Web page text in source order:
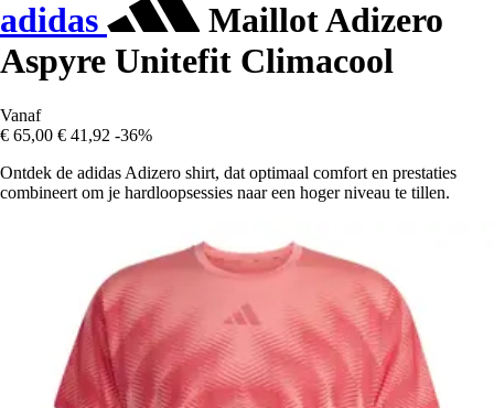
adidas
Maillot Adizero
Aspyre Unitefit Climacool
Vanaf
€ 65,00 € 41,92 -36%
Ontdek de adidas Adizero shirt, dat optimaal comfort en prestaties
combineert om je hardloopsessies naar een hoger niveau te tillen.